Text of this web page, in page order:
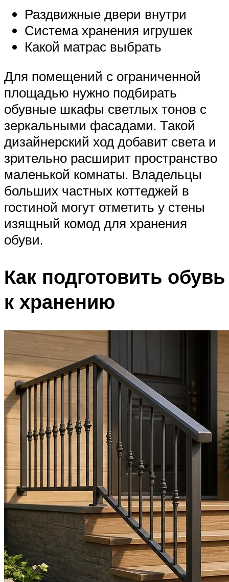
Раздвижные двери внутри
Система хранения игрушек
Какой матрас выбрать
Для помещений с ограниченной
площадью нужно подбирать
обувные шкафы светлых тонов с
зеркальными фасадами. Такой
дизайнерский ход добавит света и
зрительно расширит пространство
маленькой комнаты. Владельцы
больших частных коттеджей в
гостиной могут отметить у стены
изящный комод для хранения
обуви.
Как подготовить обувь
к хранению